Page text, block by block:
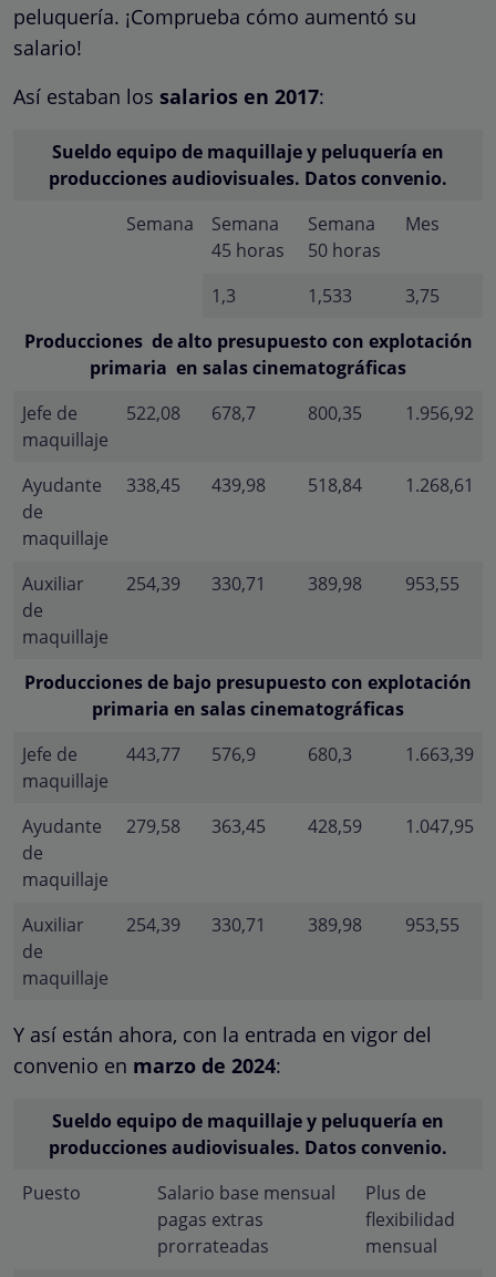
peluquería. ¡Comprueba cómo aumentó su
salario!
Así estaban los salarios en 2017:
Sueldo equipo de maquillaje y peluquería en
producciones audiovisuales. Datos convenio.
Semana
Semana
45 horas
Semana
50 horas
Mes
1,3 1,533
3,75
Producciones de alto presupuesto con explotación
primaria en salas cinematográficas
Jefe de
maquillaje
522,08 678,7 800,35 1.956,92
Ayudante
de
maquillaje
338,45 439,98 518,84 1.268,61
Auxiliar
de
maquillaje
254,39 330,71 389,98 953,55
Producciones de bajo presupuesto con explotación
primaria en salas cinematográficas
Jefe de
maquillaje
443,77 576,9 680,3 1.663,39
Ayudante
de
maquillaje
279,58 363,45 428,59 1.047,95
Auxiliar
de
maquillaje
254,39 330,71 389,98 953,55
Y así están ahora, con la entrada en vigor del
convenio en marzo de 2024:
Sueldo equipo de maquillaje y peluquería en
producciones audiovisuales. Datos convenio.
Puesto
Salario base mensual
pagas extras
prorrateadas
Plus de
flexibilidad
mensual